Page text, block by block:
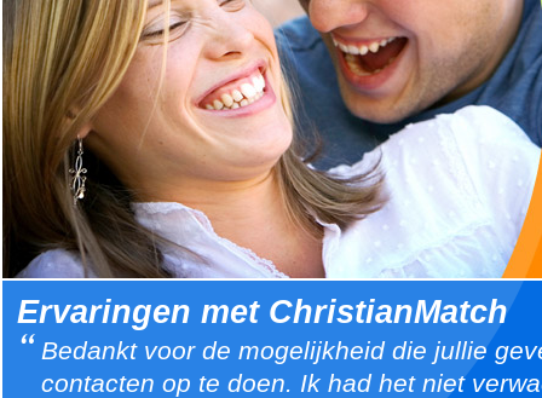
Ervaringen met ChristianMatch
Bedankt voor de mogelijkheid die jullie
contacten op te doen. Ik had het niet